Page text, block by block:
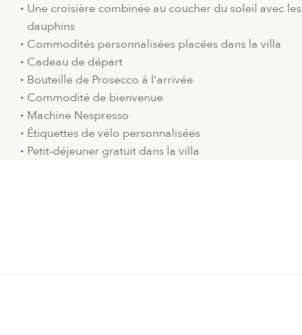
Une croisière combinée au coucher du soleil avec les
dauphins
Commodités personnalisées placées dans la villa
Cadeau de départ
Bouteille de Prosecco à l'arrivée
Commodité de bienvenue
Machine Nespresso
Étiquettes de vélo personnalisées
Petit-déjeuner gratuit dans la villa